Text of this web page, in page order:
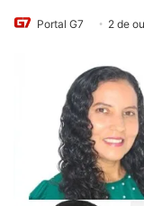
Portal G7 2 de